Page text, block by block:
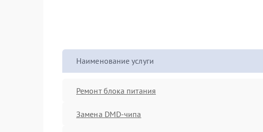
Наименование услуги
Ремонт блока питания
Замена DMD-чипа